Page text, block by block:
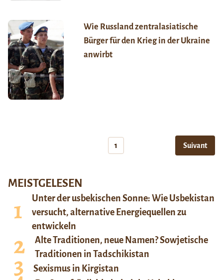
Wie Russland zentralasiatische
Bürger für den Krieg in der Ukraine
anwirbt
1 Suivant
MEISTGELESEN
Unter der usbekischen Sonne: Wie Usbekistan
versucht, alternative Energiequellen zu
entwickeln
Alte Traditionen, neue Namen? Sowjetische
Traditionen in Tadschikistan
Sexismus in Kirgistan